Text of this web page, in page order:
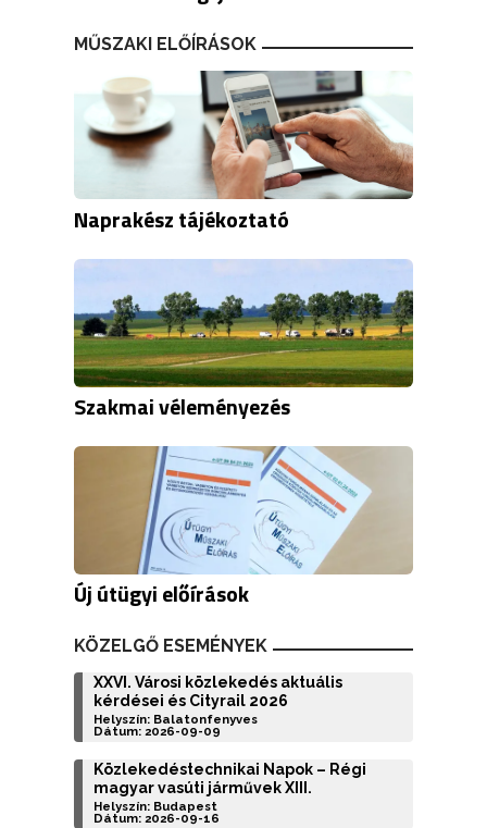
MŰSZAKI ELŐÍRÁSOK
Naprakész tájékoztató
Szakmai véleményezés
Új útügyi előírások
KÖZELGŐ ESEMÉNYEK
XXVI. Városi közlekedés aktuális
kérdései és Cityrail 2026
Helyszín: Balatonfenyves
Dátum: 2026-09-09
Közlekedéstechnikai Napok – Régi
magyar vasúti járművek XIII.
Helyszín: Budapest
Dátum: 2026-09-16